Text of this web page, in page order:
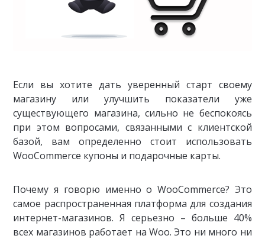
Если вы хотите дать уверенный старт своему
магазину или улучшить показатели уже
существующего магазина, сильно не беспокоясь
при этом вопросами, связанными с клиентской
базой, вам определенно стоит использовать
WooCommerce купоны и подарочные карты.
Почему я говорю именно о WooCommerce? Это
самое распространенная платформа для создания
интернет-магазинов. Я серьезно – больше 40%
всех магазинов работает на Woo. Это ни много ни